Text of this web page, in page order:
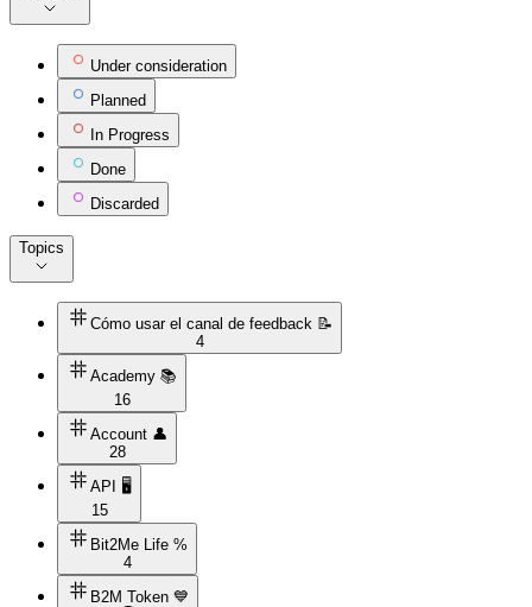
Under consideration
Planned
In Progress
Done
Discarded
Topics
Cómo usar el canal de feedback 📝
4
Academy 📚
16
Account 👤
28
API 🖥️
15
Bit2Me Life %
4
B2M Token 💙